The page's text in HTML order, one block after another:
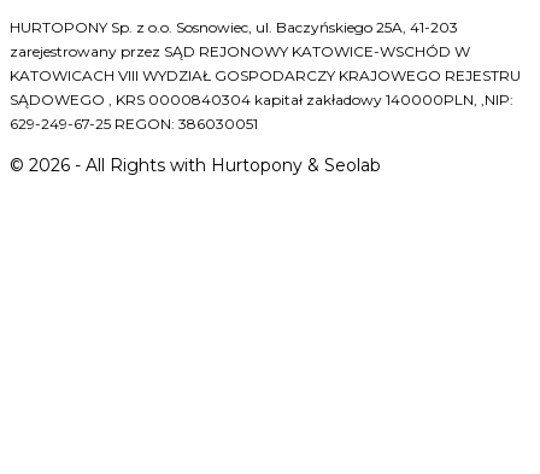
HURTOPONY Sp. z o.o. Sosnowiec, ul. Baczyńskiego 25A, 41-203
zarejestrowany przez SĄD REJONOWY KATOWICE-WSCHÓD W
KATOWICACH VIII WYDZIAŁ GOSPODARCZY KRAJOWEGO REJESTRU
SĄDOWEGO , KRS 0000840304 kapitał zakładowy 140000PLN, ,NIP:
629-249-67-25 REGON: 386030051
© 2026 - All Rights with Hurtopony & Seolab